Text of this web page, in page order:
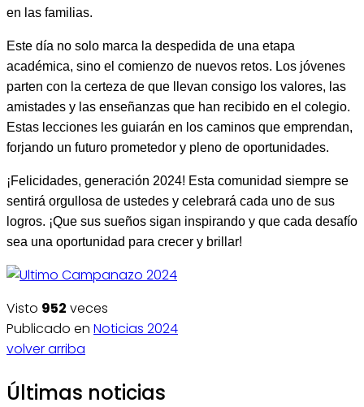
en las familias.
Este día no solo marca la despedida de una etapa
académica, sino el comienzo de nuevos retos. Los jóvenes
parten con la certeza de que llevan consigo los valores, las
amistades y las enseñanzas que han recibido en el colegio.
Estas lecciones les guiarán en los caminos que emprendan,
forjando un futuro prometedor y pleno de oportunidades.
¡Felicidades, generación 2024! Esta comunidad siempre se
sentirá orgullosa de ustedes y celebrará cada uno de sus
logros. ¡Que sus sueños sigan inspirando y que cada desafío
sea una oportunidad para crecer y brillar!
Visto 952 veces
Publicado en Noticias 2024
volver arriba
Últimas noticias